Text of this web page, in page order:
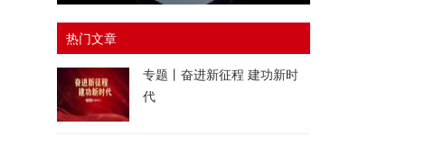
热门文章
专题丨奋进新征程 建功新时
代